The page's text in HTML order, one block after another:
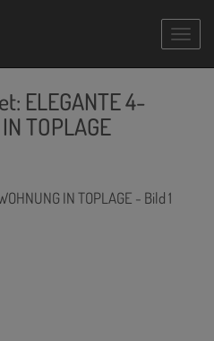
ELEGANTE 4-
TOPLAGE